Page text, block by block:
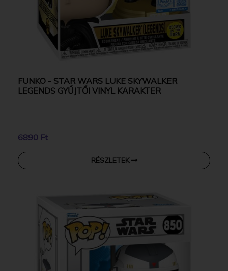
FUNKO - STAR WARS LUKE SKYWALKER
LEGENDS GYŰJTŐI VINYL KARAKTER
6890 Ft
RÉSZLETEK